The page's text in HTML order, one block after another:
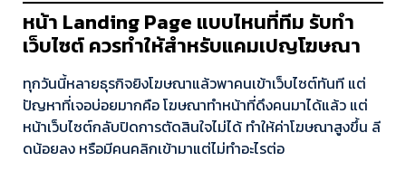
หน้า Landing Page แบบไหนที่ทีม รับทำ
เว็บไซต์ ควรทำให้สำหรับแคมเปญโฆษณา
ทุกวันนี้หลายธุรกิจยิงโฆษณาแล้วพาคนเข้าเว็บไซต์ทันที แต่
ปัญหาที่เจอบ่อยมากคือ โฆษณาทำหน้าที่ดึงคนมาได้แล้ว แต่
หน้าเว็บไซต์กลับปิดการตัดสินใจไม่ได้ ทำให้ค่าโฆษณาสูงขึ้น ลี
ดน้อยลง หรือมีคนคลิกเข้ามาแต่ไม่ทำอะไรต่อ